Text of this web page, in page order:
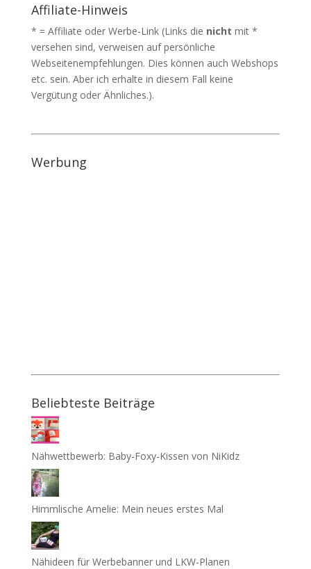
Affiliate-Hinweis
* = Affiliate oder Werbe-Link (Links die nicht mit *
versehen sind, verweisen auf persönliche
Webseitenempfehlungen. Dies können auch Webshops
etc. sein. Aber ich erhalte in diesem Fall keine
Vergütung oder Ähnliches.).
Werbung
Beliebteste Beiträge
Nähwettbewerb: Baby-Foxy-Kissen von NiKidz
Himmlische Amelie: Mein neues erstes Mal
Nähideen für Werbebanner und LKW-Planen